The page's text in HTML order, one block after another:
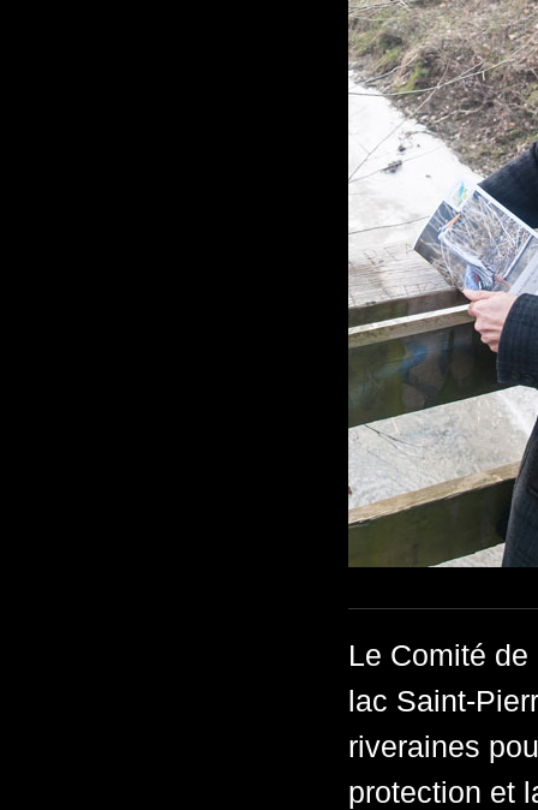
Le Comité
lac Saint-
riveraines
protection et